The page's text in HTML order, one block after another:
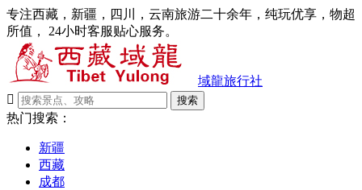
专注西藏，新疆，四川，云南旅游二十余年，纯玩优享，物超
所值， 24小时客服贴心服务。
域龍旅行社

搜索
热门搜索：
新疆
西藏
成都